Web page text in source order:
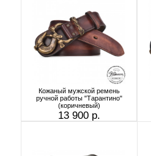
Кожаный мужской ремень
ручной работы "Тарантино"
(коричневый)
13 900 р.